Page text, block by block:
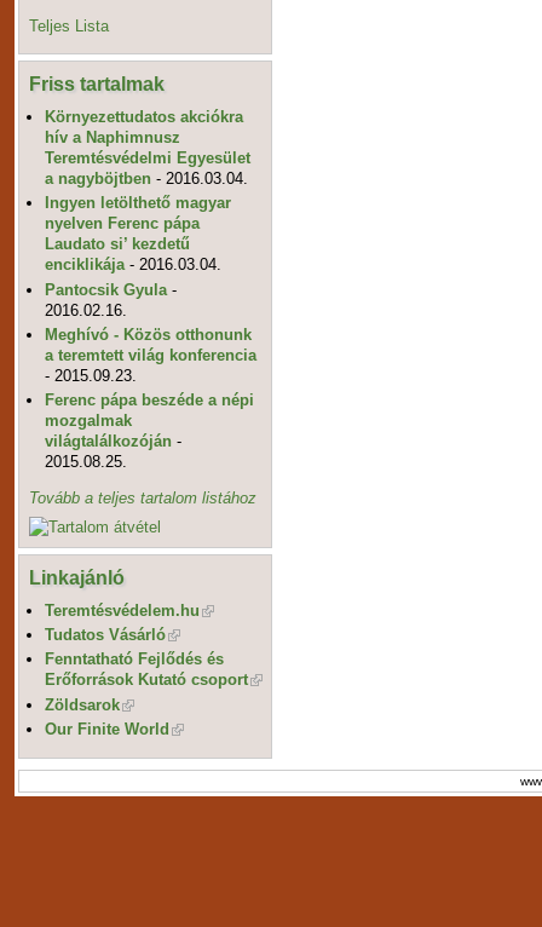
Teljes Lista
Friss tartalmak
Környezettudatos akciókra
hív a Naphimnusz
Teremtésvédelmi Egyesület
a nagyböjtben - 2016.03.04.
Ingyen letölthető magyar
nyelven Ferenc pápa
Laudato si’ kezdetű
enciklikája - 2016.03.04.
Pantocsik Gyula -
2016.02.16.
Meghívó - Közös otthonunk
a teremtett világ konferencia
- 2015.09.23.
Ferenc pápa beszéde a népi
mozgalmak
világtalálkozóján -
2015.08.25.
Tovább a teljes tartalom listához
Linkajánló
Teremtésvédelem.hu
Tudatos Vásárló
Fenntatható Fejlődés és
Erőforrások Kutató csoport
Zöldsarok
Our Finite World